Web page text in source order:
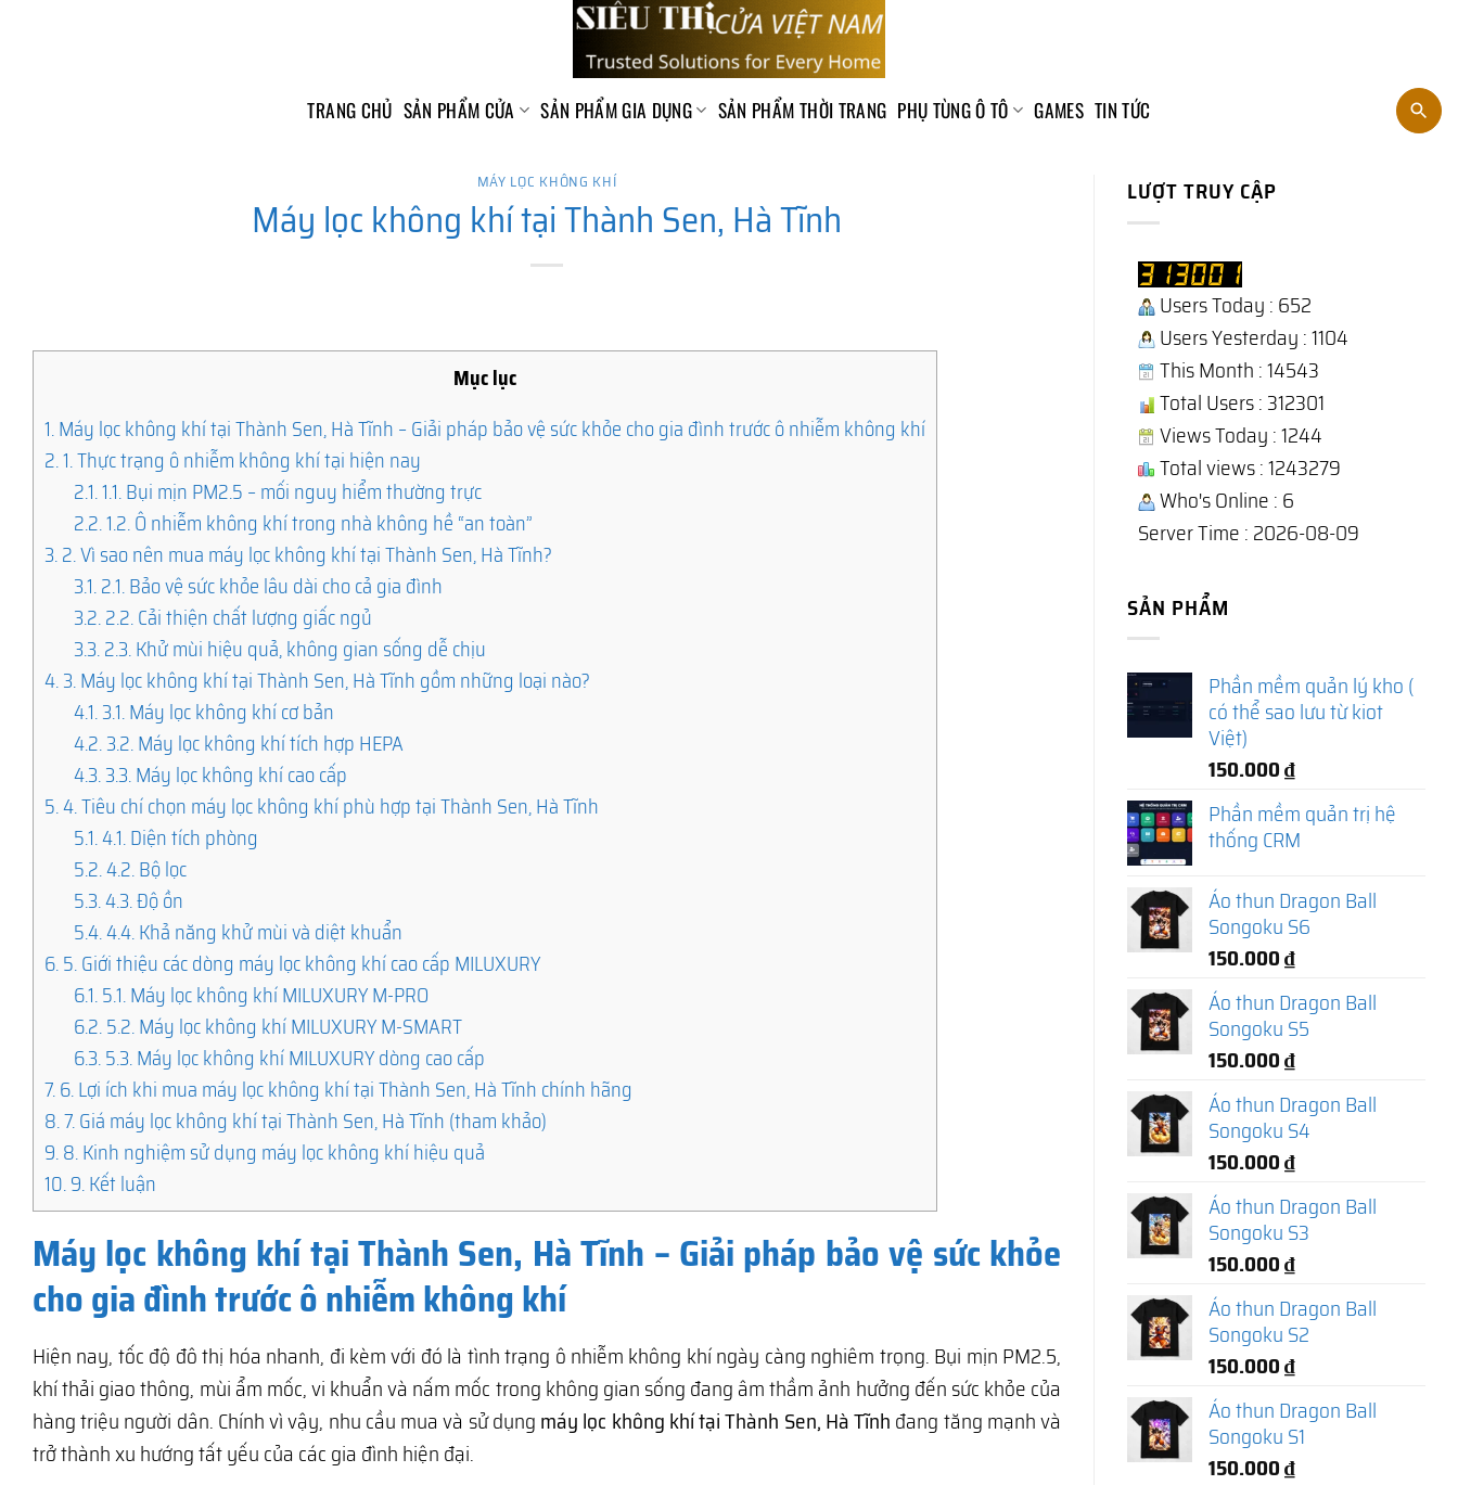
TRANG CHỦ SẢN PHẨM CỬA SẢN PHẨM GIA DỤNG SẢN PHẨM THỜI TRANG PHỤ TÙNG Ô TÔ GAMES TIN TỨC
MÁY LỌC KHÔNG KHÍ
Máy lọc không khí tại Thành Sen, Hà Tĩnh
Mục lục
1.Máy lọc không khí tại Thành Sen, Hà Tĩnh – Giải pháp bảo vệ sức khỏe cho gia đình trước ô nhiễm không khí
2.1. Thực trạng ô nhiễm không khí tại hiện nay
2.1.1.1. Bụi mịn PM2.5 – mối nguy hiểm thường trực
2.2.1.2. Ô nhiễm không khí trong nhà không hề “an toàn”
3.2. Vì sao nên mua máy lọc không khí tại Thành Sen, Hà Tĩnh?
3.1.2.1. Bảo vệ sức khỏe lâu dài cho cả gia đình
3.2.2.2. Cải thiện chất lượng giấc ngủ
3.3.2.3. Khử mùi hiệu quả, không gian sống dễ chịu
4.3. Máy lọc không khí tại Thành Sen, Hà Tĩnh gồm những loại nào?
4.1.3.1. Máy lọc không khí cơ bản
4.2.3.2. Máy lọc không khí tích hợp HEPA
4.3.3.3. Máy lọc không khí cao cấp
5.4. Tiêu chí chọn máy lọc không khí phù hợp tại Thành Sen, Hà Tĩnh
5.1.4.1. Diện tích phòng
5.2.4.2. Bộ lọc
5.3.4.3. Độ ồn
5.4.4.4. Khả năng khử mùi và diệt khuẩn
6.5. Giới thiệu các dòng máy lọc không khí cao cấp MILUXURY
6.1.5.1. Máy lọc không khí MILUXURY M-PRO
6.2.5.2. Máy lọc không khí MILUXURY M-SMART
6.3.5.3. Máy lọc không khí MILUXURY dòng cao cấp
7.6. Lợi ích khi mua máy lọc không khí tại Thành Sen, Hà Tĩnh chính hãng
8.7. Giá máy lọc không khí tại Thành Sen, Hà Tĩnh (tham khảo)
9.8. Kinh nghiệm sử dụng máy lọc không khí hiệu quả
10.9. Kết luận
Máy lọc không khí tại Thành Sen, Hà Tĩnh – Giải pháp bảo vệ sức khỏe
cho gia đình trước ô nhiễm không khí
Hiện nay, tốc độ đô thị hóa nhanh, đi kèm với đó là tình trạng ô nhiễm không khí ngày càng nghiêm trọng. Bụi mịn PM2.5,
khí thải giao thông, mùi ẩm mốc, vi khuẩn và nấm mốc trong không gian sống đang âm thầm ảnh hưởng đến sức khỏe của
hàng triệu người dân. Chính vì vậy, nhu cầu mua và sử dụng máy lọc không khí tại Thành Sen, Hà Tĩnh đang tăng mạnh và
trở thành xu hướng tất yếu của các gia đình hiện đại.
LƯỢT TRUY CẬP
Users Today : 652
Users Yesterday : 1104
This Month : 14543
Total Users : 312301
Views Today : 1244
Total views : 1243279
Who's Online : 6
Server Time : 2026-08-09
SẢN PHẨM
Phần mềm quản lý kho (
có thể sao lưu từ kiot
Việt)
150.000₫
Phần mềm quản trị hệ
thống CRM
Áo thun Dragon Ball
Songoku S6
150.000₫
Áo thun Dragon Ball
Songoku S5
150.000₫
Áo thun Dragon Ball
Songoku S4
150.000₫
Áo thun Dragon Ball
Songoku S3
150.000₫
Áo thun Dragon Ball
Songoku S2
150.000₫
Áo thun Dragon Ball
Songoku S1
150.000₫